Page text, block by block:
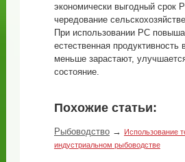
экономически выгодный срок
чередование
При использовании РС
естественная продуктивность
меньше зарастают,
состояние.
Похожие статьи:
Рыбоводство→ Использование
индустриальном рыбоводстве